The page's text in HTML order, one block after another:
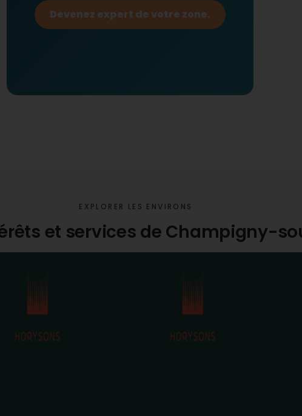
Devenez expert de votre zone.
EXPLORER LES ENVIRONS
et services de Champigny-